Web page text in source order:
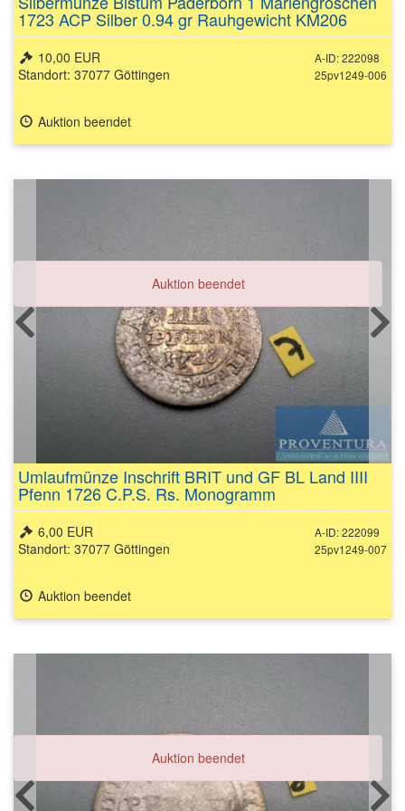
1723 ACP Silber 0.94 gr Rauhgewicht KM206
A-ID: 222098
25pv1249-006
10,00 EUR
Standort: 37077 Göttingen
Auktion beendet
Auktion beendet
Umlaufmünze Inschrift BRIT und GF BL Land IIII
Pfenn 1726 C.P.S. Rs. Monogramm
A-ID: 222099
25pv1249-007
6,00 EUR
Standort: 37077 Göttingen
Auktion beendet
Auktion beendet